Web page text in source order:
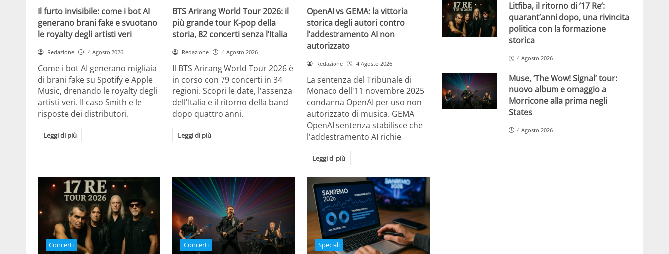
Il furto invisibile: come i bot AI
generano brani fake e svuotano
le royalty degli artisti veri
Redazione 4 Agosto 2026
Come i bot AI generano migliaia
di brani fake su Spotify e Apple
Music, drenando le royalty degli
artisti veri. Il caso Smith e le
risposte dei distributori.
Leggi di più
BTS Arirang World Tour 2026: il
più grande tour K-pop della
storia, 82 concerti senza l’Italia
Redazione 4 Agosto 2026
Il BTS Arirang World Tour 2026 è
in corso con 79 concerti in 34
regioni. Scopri le date, l'assenza
dell'Italia e il ritorno della band
dopo quattro anni.
Leggi di più
OpenAI vs GEMA: la vittoria
storica degli autori contro
l’addestramento AI non
autorizzato
Redazione 4 Agosto 2026
La sentenza del Tribunale di
Monaco dell'11 novembre 2025
condanna OpenAI per uso non
autorizzato di musica. GEMA
OpenAI sentenza stabilisce che
l'addestramento AI richie
Leggi di più
Concerti Concerti Speciali
Litfiba, il ritorno di ’17 Re’:
quarant’anni dopo, una rivincita
politica con la formazione
storica
4 Agosto 2026
Muse, ‘The Wow! Signal’ tour:
nuovo album e omaggio a
Morricone alla prima negli
States
4 Agosto 2026